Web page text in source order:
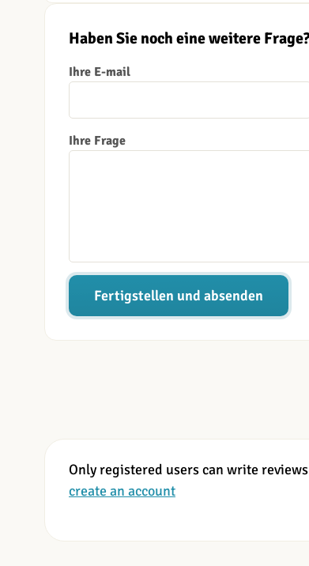
Haben Sie noch eine weitere Frage?
Ihre E-mail
Ihre Frage
Fertigstellen und absenden
Only registered users can write
create an account